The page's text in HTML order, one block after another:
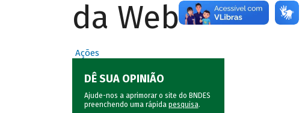
da Web
Ações
DÊ SUA OPINIÃO
Ajude-nos a aprimorar o site do BNDES
preenchendo uma rápida pesquisa.